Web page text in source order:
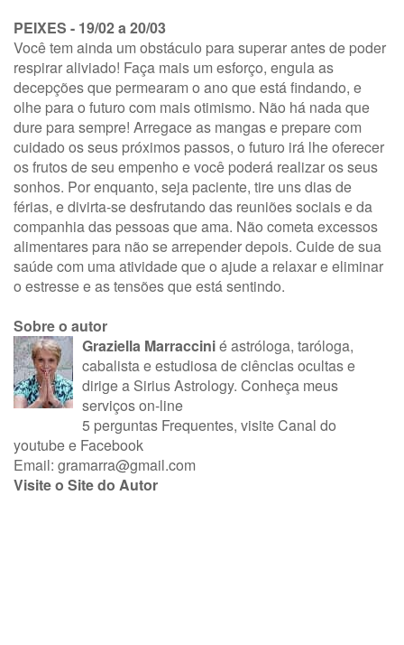
PEIXES - 19/02 a 20/03
Você tem ainda um obstáculo para superar antes de poder
respirar aliviado! Faça mais um esforço, engula as
decepções que permearam o ano que está findando, e
olhe para o futuro com mais otimismo. Não há nada que
dure para sempre! Arregace as mangas e prepare com
cuidado os seus próximos passos, o futuro irá lhe oferecer
os frutos de seu empenho e você poderá realizar os seus
sonhos. Por enquanto, seja paciente, tire uns dias de
férias, e divirta-se desfrutando das reuniões sociais e da
companhia das pessoas que ama. Não cometa excessos
alimentares para não se arrepender depois. Cuide de sua
saúde com uma atividade que o ajude a relaxar e eliminar
o estresse e as tensões que está sentindo.
Sobre o autor
Graziella Marraccinié astróloga, taróloga,
cabalista e estudiosa de ciências ocultas e
dirige a Sirius Astrology. Conheça meus
serviços on-line
5 perguntas Frequentes, visiteCanal do
youtubee Facebook
Email: gramarra@gmail.com
Visite o Site do Autor